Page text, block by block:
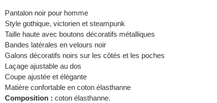
Pantalon noir pour homme
Style gothique, victorien et steampunk
Taille haute avec boutons décoratifs métalliques
Bandes latérales en velours noir
Galons décoratifs noirs sur les côtés et les poches
Laçage ajustable au dos
Coupe ajustée et élégante
Matière confortable en coton élasthanne
Composition : coton élasthanne.